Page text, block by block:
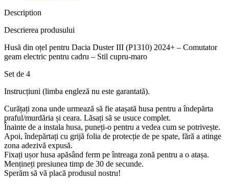
Description
Descrierea produsului
Husă din oțel pentru Dacia Duster III (P1310) 2024+ – Comutator
geam electric pentru cadru – Stil cupru-maro
Set de 4
Instrucțiuni (limba engleză nu este garantată).
Curățați zona unde urmează să fie atașată husa pentru a îndepărta
praful/murdăria și ceara. Lăsați să se usuce complet.
Înainte de a instala husa, puneți-o pentru a vedea cum se potrivește.
Apoi, îndepărtați cu grijă folia de protecție de pe spate, fără a atinge
zona adezivă expusă.
Fixați ușor husa apăsând ferm pe întreaga zonă pentru a o atașa.
Mențineți presiunea timp de 30 de secunde.
Sperăm să vă placă produsul nostru!